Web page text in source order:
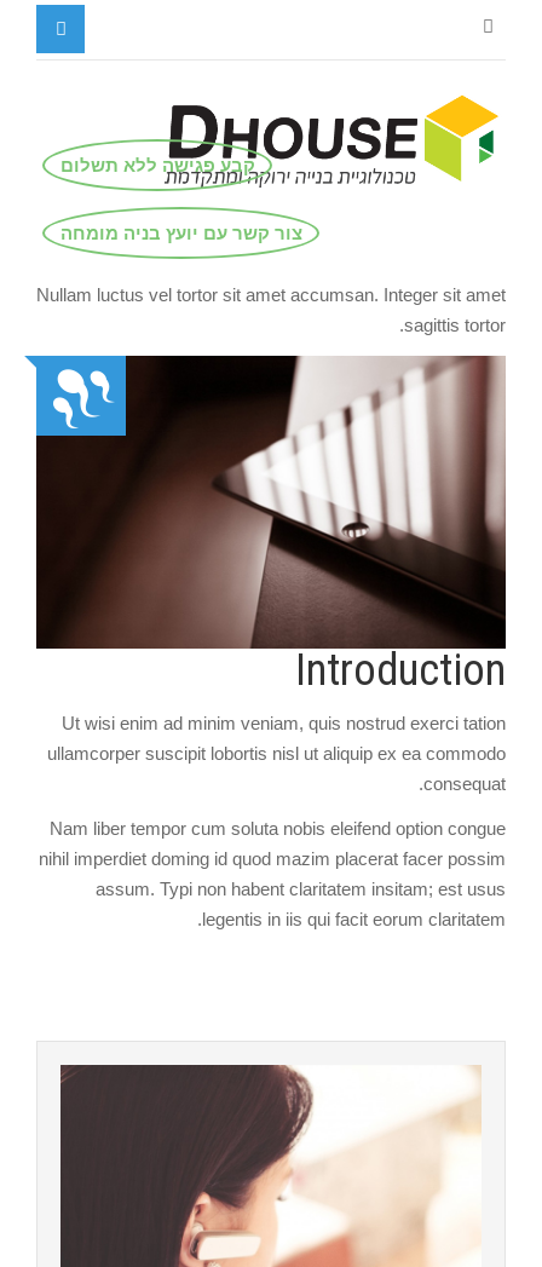
קבע פגישה ללא תשלום
צור קשר עם יועץ בניה מומחה
Nullam luctus vel tortor sit amet accumsan. Integer sit amet
sagittis tortor.
Introduction
Ut wisi enim ad minim veniam, quis nostrud exerci tation
ullamcorper suscipit lobortis nisl ut aliquip ex ea commodo
consequat.
Nam liber tempor cum soluta nobis eleifend option congue
nihil imperdiet doming id quod mazim placerat facer possim
assum. Typi non habent claritatem insitam; est usus
legentis in iis qui facit eorum claritatem.